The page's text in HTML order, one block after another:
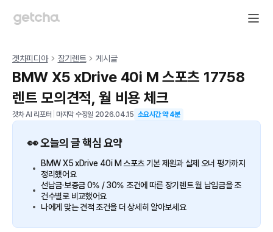
겟차피디아 장기렌트 게시글
BMW X5 xDrive 40i M 스포츠 17758
렌트 모의견적, 월 비용 체크
겟차 AI 리포터 마지막 수정일 2026.04.15 소요시간 약4분
👀 오늘의 글 핵심 요약
BMW X5 xDrive 40i M 스포츠 기본 제원과 실제 오너 평가까지
정리했어요
선납금·보증금 0% / 30% 조건에 따른 장기렌트 월 납입금을 조
건수별로 비교했어요
나에게 맞는 견적 조건을 더 상세히 알아보세요